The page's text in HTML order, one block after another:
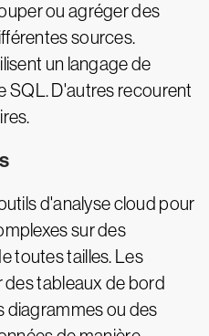
ou agréger des
sources.
un langage de
SQL. D'autres recourent
d'analyse cloud pour
sur des
toutes tailles. Les
tableaux de bord
diagrammes ou des